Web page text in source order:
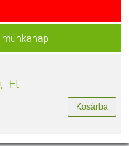
munkanap
Ft